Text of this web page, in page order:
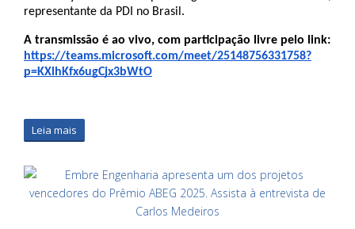
representante da PDI no Brasil.
A transmissão é ao vivo, com participação livre pelo link:
https://teams.microsoft.com/meet/25148756331758?
p=KXlhKfx6ugCjx3bWtO
Leia mais